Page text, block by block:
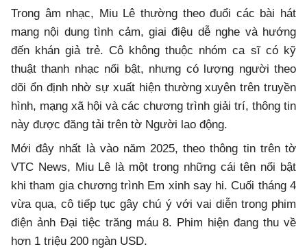
Trong âm nhạc, Miu Lê thường theo đuổi các bài hát
mang nội dung tình cảm, giai điệu dễ nghe và hướng
đến khán giả trẻ. Cô không thuộc nhóm ca sĩ có kỹ
thuật thanh nhạc nổi bật, nhưng có lượng người theo
dõi ổn định nhờ sự xuất hiện thường xuyên trên truyền
hình, mạng xã hội và các chương trình giải trí, thông tin
này được đăng tải trên tờ Người lao động.
Mới đây nhất là vào năm 2025, theo thông tin trên tờ
VTC News, Miu Lê là một trong những cái tên nổi bật
khi tham gia chương trình Em xinh say hi. Cuối tháng 4
vừa qua, cô tiếp tục gây chú ý với vai diễn trong phim
điện ảnh Đại tiệc trăng máu 8. Phim hiện đang thu về
hơn 1 triệu 200 ngàn USD.